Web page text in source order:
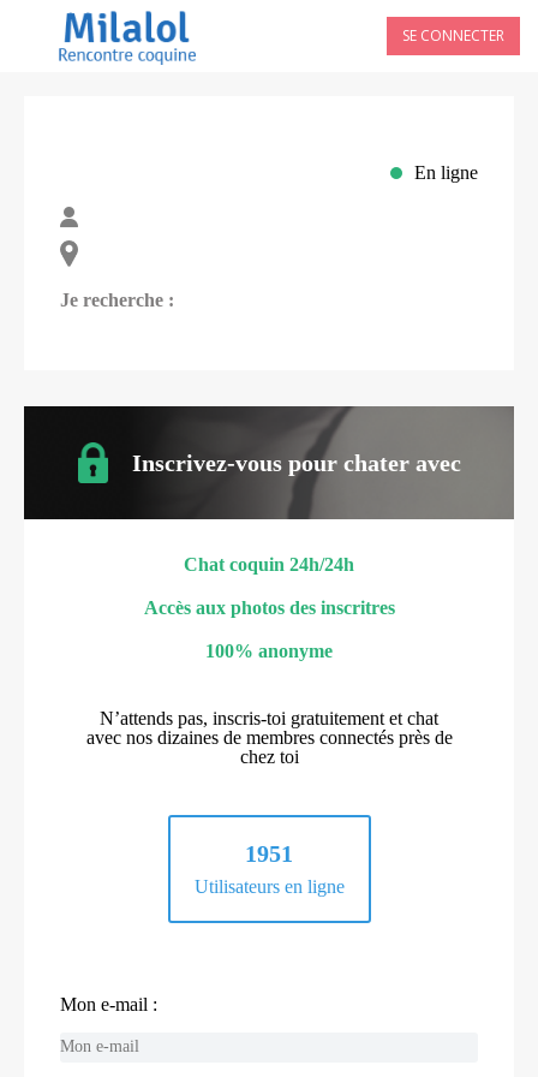
SE CONNECTER
En ligne
Je recherche :
Inscrivez-vous pour chater avec
Chat coquin 24h/24h
Accès aux photos des inscritres
100% anonyme
N’attends pas, inscris-toi gratuitement et chat
avec nos dizaines de membres connectés près de
chez toi
1951
Utilisateurs en ligne
Mon e-mail :